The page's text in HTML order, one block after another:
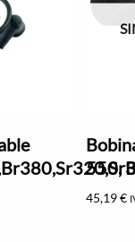
550,
45,19€